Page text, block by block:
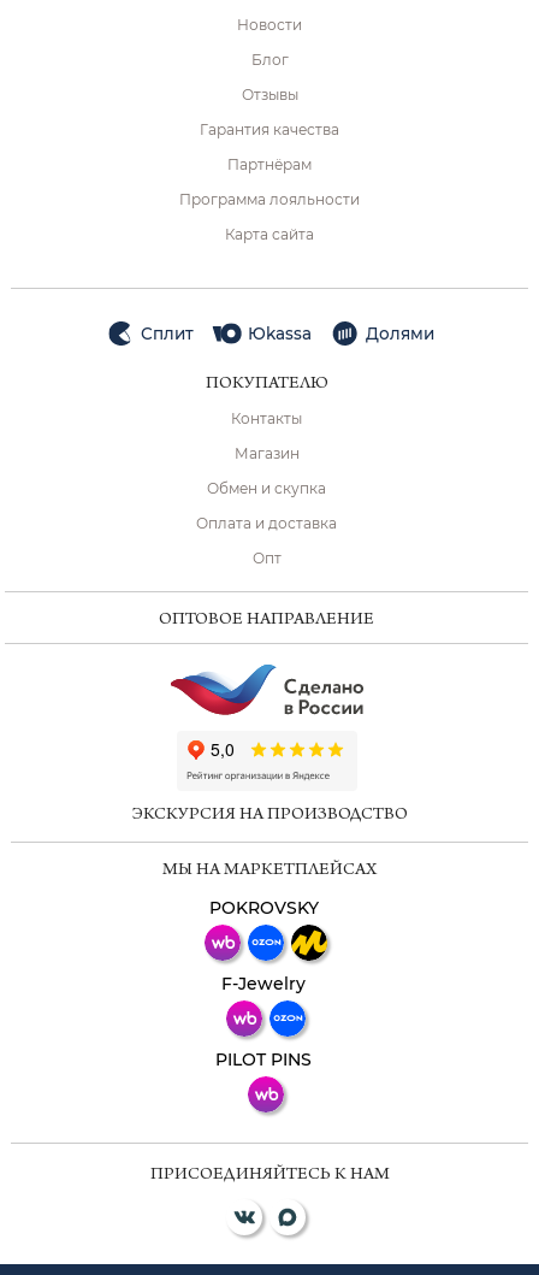
Новости
Блог
Отзывы
Гарантия качества
Партнёрам
Программа лояльности
Карта сайта
Сплит Юkassa Долями
ПОКУПАТЕЛЮ
Контакты
Магазин
Обмен и скупка
Оплата и доставка
Опт
ОПТОВОЕ НАПРАВЛЕНИЕ
ЭКСКУРСИЯ НА ПРОИЗВОДСТВО
МЫ НА МАРКЕТПЛЕЙСАХ
POKROVSKY
F-Jewelry
PILOT PINS
ПРИСОЕДИНЯЙТЕСЬ К НАМ